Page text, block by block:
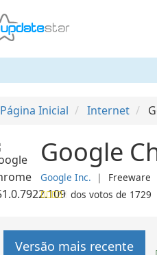
Página Inicial Internet
Google
Google Inc. ❘ Freeware
dos votos de 1729
Versão mais recente